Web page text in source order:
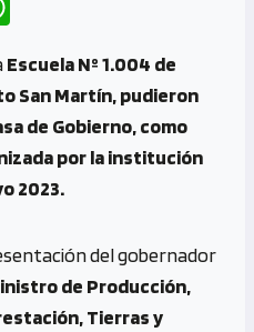
at
s
A
p
Escuela Nº 1.004 de
San Martín, pudieron
de Gobierno, como
por la institución
2023.
del gobernador
de Producción,
Tierras y